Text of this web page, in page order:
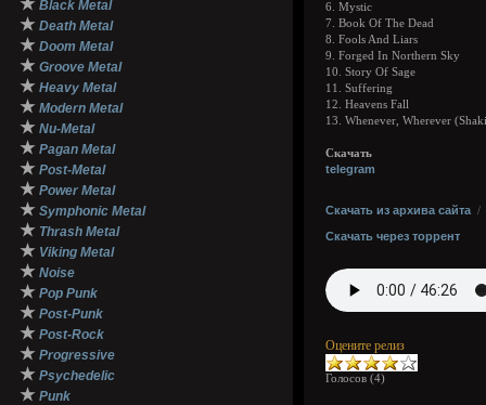
★ Black Metal
★ Death Metal
★ Doom Metal
★ Groove Metal
★ Heavy Metal
★ Modern Metal
★ Nu-Metal
★ Pagan Metal
★ Post-Metal
★ Power Metal
★ Symphonic Metal
★ Thrash Metal
★ Viking Metal
★ Noise
★ Pop Punk
★ Post-Punk
★ Post-Rock
★ Progressive
★ Psychedelic
★ Punk
6. Mystic
7. Book Of The Dead
8. Fools And Liars
9. Forged In Northern Sky
10. Story Of Sage
11. Suffering
12. Heavens Fall
13. Whenever, Wherever
Скачать
telegram
Скачать из архива сайта /
Скачать через торрент
Оцените релиз
Голосов (4)